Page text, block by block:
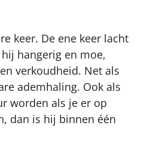
keer. De ene keer lacht
hangerig en moe,
verkoudheid. Net als
ademhaling. Ook als
worden als je er op
dan is hij binnen één